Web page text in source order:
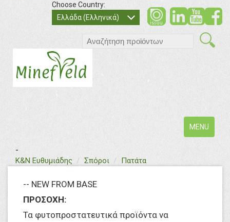
Choose Country:
Ελλάδα (Ελληνικά)
Toggle
navigation
MENU
-
Κ&Ν Ευθυμιάδης textΣπόροι Πατάτα
-- NEW FROM BASE
ΠΡΟΣΟΧΗ:
Τα φυτοπροστατευτικά προϊόντα να